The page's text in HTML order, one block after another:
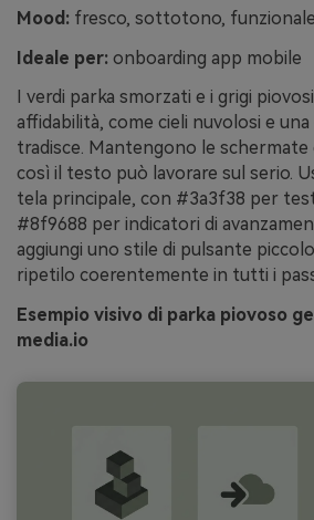
Mood: fresco, sottotono, funzionale
Ideale per: onboarding app mobile
I verdi parka smorzati e i grigi
affidabilità, come cieli nuvolosi e
tradisce. Mantengono le schermate
così il testo può lavorare sul serio.
tela principale, con #3a3f38 per
#8f9688 per indicatori di
aggiungi uno stile di pulsante
ripetilo coerentemente in tutti i
Esempio visivo di parka piovoso
media.io